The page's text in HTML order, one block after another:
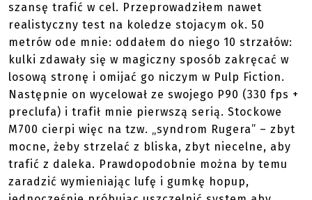
szansę trafić w cel. Przeprowadziłem nawet
realistyczny test na koledze stojacym ok. 50
metrów ode mnie: oddałem do niego 10 strzałów:
kulki zdawały się w magiczny sposób zakręcać w
losową stronę i omijać go niczym w Pulp Fiction.
Następnie on wycelował ze swojego P90 (330 fps +
preclufa) i trafił mnie pierwszą serią. Stockowe
M700 cierpi więc na tzw. „syndrom Rugera” – zbyt
mocne, żeby strzelać z bliska, zbyt niecelne, aby
trafić z daleka. Prawdopodobnie można by temu
zaradzić wymieniając lufę i gumkę hopup,